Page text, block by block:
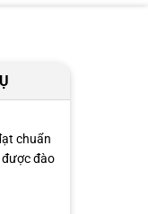
chuẩn
được đào